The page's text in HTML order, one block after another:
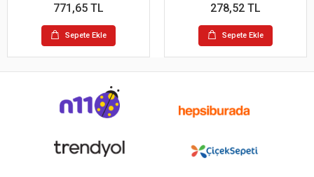
771,65 TL
Sepete Ekle
278,52 TL
Sepete Ekle